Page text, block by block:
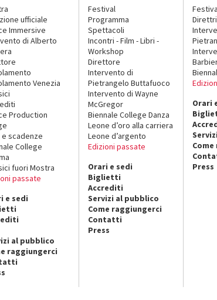
ufficiale
Immersive
di Alberto
Venezia
Production
e scadenze
College
fuori Mostra
passate
e sedi
al pubblico
raggiungerci
Festival
Programma
Spettacoli
Incontri - Film - Libri -
Workshop
Direttore
Intervento di
Pietrangelo Buttafuoco
Intervento di Wayne
McGregor
Biennale College Danza
Leone d’oro alla carriera
Leone d’argento
Edizioni passate
Orari e sedi
Biglietti
Accrediti
Servizi al pubblico
Come raggiungerci
Contatti
Press
Orari
Press